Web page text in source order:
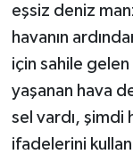
eşsiz deniz
havanın
için sahile
yaşanan hava
sel vardı, şimdi
ifadelerini